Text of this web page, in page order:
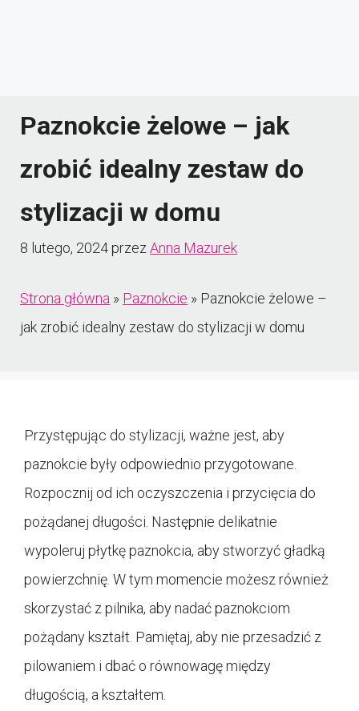
Paznokcie żelowe – jak
zrobić idealny zestaw do
stylizacji w domu
8 lutego, 2024przez Anna Mazurek
Strona główna » Paznokcie » Paznokcie żelowe –
jak zrobić idealny zestaw do stylizacji w domu
Przystępując do stylizacji, ważne jest, aby
paznokcie były odpowiednio przygotowane.
Rozpocznij od ich oczyszczenia i przycięcia do
pożądanej długości. Następnie delikatnie
wypoleruj płytkę paznokcia, aby stworzyć gładką
powierzchnię. W tym momencie możesz również
skorzystać z pilnika, aby nadać paznokciom
pożądany kształt. Pamiętaj, aby nie przesadzić z
pilowaniem i dbać o równowagę między
długością, a kształtem.